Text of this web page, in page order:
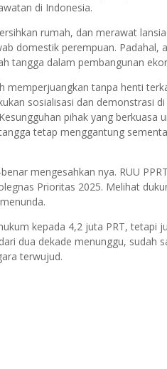
di Indonesia.
rumah, dan merawat
domestik perempuan. Padahal,
tangga dalam pembangunan
memperjuangkan tanpa henti
sosialisasi dan demonstrasi
pihak yang berkuasa
tetap menggantung
mengesahkan nya. RUU
Prioritas 2025. Melihat
kepada 4,2 juta PRT, tetapi
dua dekade menunggu, sudah
terwujud.